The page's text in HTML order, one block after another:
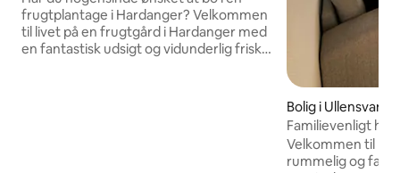
frugtplantage i Hardanger? Velkommen
til livet på en frugtgård i Hardanger med
en fantastisk udsigt og vidunderlig frisk
Bolig i Ullensvang
Familievenligt
Velkommen til
rummelig og